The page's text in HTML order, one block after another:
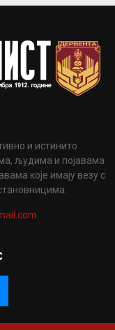
и истинито
људима и појавама
које имају везу с